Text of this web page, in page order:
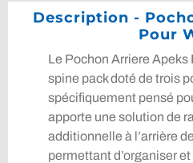
Description -
Pour
Le Pochon Arriere Apeks
spine pack doté de trois
spécifiquement pensé
apporte une solution de
additionnelle à l’arrière
permettant d’organiser